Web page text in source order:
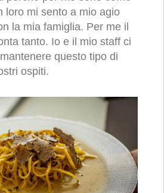
loro mi sento a mio agio
la mia famiglia. Per me il
tanto. Io e il mio staff ci
questo tipo di
ospiti.